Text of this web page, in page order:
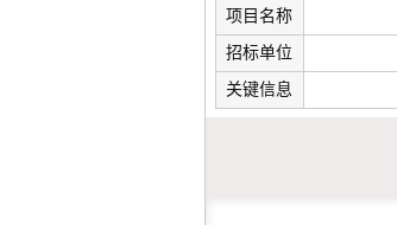
项目名称
招标单位
关键信息